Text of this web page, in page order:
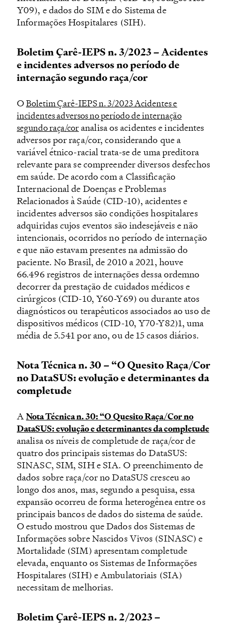
Y09), e dados do SIM e do Sistema de
Informações Hospitalares (SIH).
Boletim Çarê-IEPS n. 3/2023 – Acidentes
e incidentes adversos no período de
internação segundo raça/cor
OBoletim Çarê-IEPS n. 3/2023 Acidentes e
incidentes adversos no período de internação
segundo raça/coranalisa os acidentes e incidentes
adversos por raça/cor, considerando que a
variável étnico-racial trata-se de uma preditora
relevante para se compreender diversos desfechos
em saúde. De acordo com a Classificação
Internacional de Doenças e Problemas
Relacionados à Saúde (CID-10), acidentes e
incidentes adversos são condições hospitalares
adquiridas cujos eventos são indesejáveis e não
intencionais, ocorridos no período de internação
e que não estavam presentes na admissão do
paciente. No Brasil, de 2010 a 2021, houve
66.496 registros de internações dessa ordemno
decorrer da prestação de cuidados médicos e
cirúrgicos (CID-10, Y60-Y69) ou durante atos
diagnósticos ou terapêuticos associados ao uso de
dispositivos médicos (CID-10, Y70-Y82)1, uma
média de 5.541 por ano, ou de 15 casos diários.
Nota Técnica n. 30 – “O Quesito Raça/Cor
no DataSUS: evolução e determinantes da
completude
ANota Técnica n. 30: “O Quesito Raça/Cor no
DataSUS: evolução e determinantes da completude
analisa os níveis de completude de raça/cor de
quatro dos principais sistemas do DataSUS:
SINASC, SIM, SIH e SIA. O preenchimento de
dados sobre raça/cor no DataSUS cresceu ao
longo dos anos, mas, segundo a pesquisa, essa
expansão ocorreu de forma heterogênea entre os
principais bancos de dados do sistema de saúde.
O estudo mostrou que Dados dos Sistemas de
Informações sobre Nascidos Vivos (SINASC) e
Mortalidade (SIM) apresentam completude
elevada, enquanto os Sistemas de Informações
Hospitalares (SIH) e Ambulatoriais (SIA)
necessitam de melhorias.
Boletim Çarê-IEPS n. 2/2023 –